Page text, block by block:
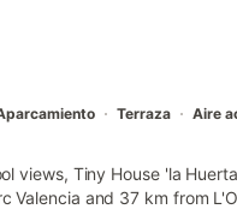
Terraza Aire
views, Tiny House 'la
Valencia and 37 km from